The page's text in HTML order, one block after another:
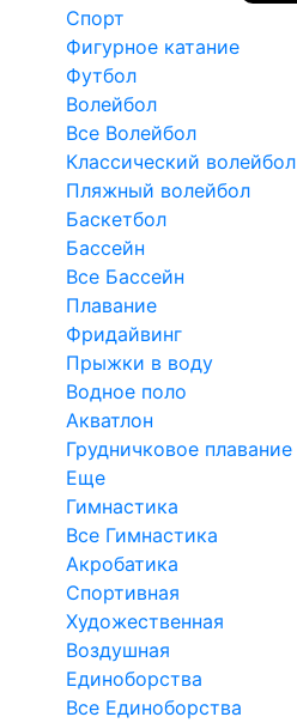
Спорт
Фигурное катание
Футбол
Волейбол
Все Волейбол
Классический волейбол
Пляжный волейбол
Баскетбол
Бассейн
Все Бассейн
Плавание
Фридайвинг
Прыжки в воду
Водное поло
Акватлон
Грудничковое плавание
Еще
Гимнастика
Все Гимнастика
Акробатика
Спортивная
Художественная
Воздушная
Единоборства
Все Единоборства